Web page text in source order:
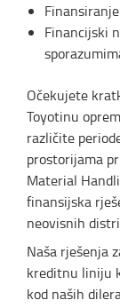
Financijski
Očekujete
Toyotinu
različite
prostorijama
Material
finansijska
neovisnih
Naša rješenja
kreditnu liniju
kod naših